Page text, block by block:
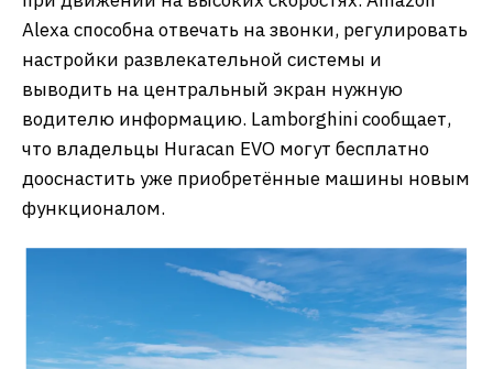
Alexa способна отвечать на звонки, регулировать
настройки развлекательной системы и
выводить на центральный экран нужную
водителю информацию. Lamborghini сообщает,
что владельцы Huracan EVO могут бесплатно
дооснастить уже приобретённые машины новым
функционалом.